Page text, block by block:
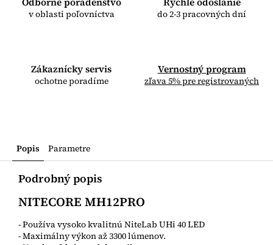
v oblasti poľovníctva do 2-3 pracovných dní
Zákaznícky servis
ochotne poradíme
Vernostný program
zľava 5% pre registrovaných
Popis Parametre
Podrobný popis
NITECORE MH12PRO
- Používa vysoko kvalitnú NiteLab UHi 40 LED
- Maximálny výkon až 3300 lúmenov.